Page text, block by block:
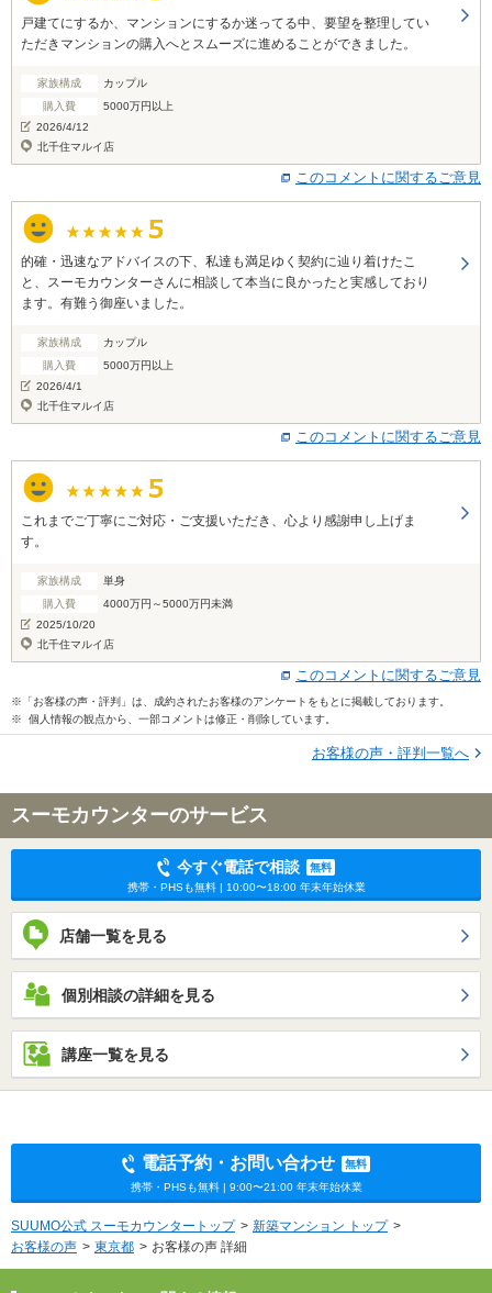
戸建てにするか、マンションにするか迷ってる中、要望を整理してい
ただきマンションの購入へとスムーズに進めることができました。
家族構成
カップル
購入費
5000万円以上
2026/4/12
北千住マルイ店
このコメントに関するご意見
的確・迅速なアドバイスの下、私達も満足ゆく契約に辿り着けたこ
と、スーモカウンターさんに相談して本当に良かったと実感しており
ます。有難う御座いました。
家族構成
カップル
購入費
5000万円以上
2026/4/1
北千住マルイ店
このコメントに関するご意見
これまでご丁寧にご対応・ご支援いただき、心より感謝申し上げま
す。
家族構成
単身
購入費
4000万円～5000万円未満
2025/10/20
北千住マルイ店
このコメントに関するご意見
※「お客様の声・評判」は、成約されたお客様のアンケートをもとに掲載しております。
※ 個人情報の観点から、一部コメントは修正・削除しています。
お客様の声・評判一覧へ
スーモカウンターのサービス
今すぐ電話で相談
無料
携帯・PHSも無料 | 10:00〜18:00 年末年始休業
店舗一覧を見る
個別相談の詳細を見る
講座一覧を見る
電話予約・お問い合わせ
無料
携帯・PHSも無料 | 9:00〜21:00 年末年始休業
SUUMO公式 スーモカウンタートップ
新築マンション トップ
お客様の声
東京都 お客様の声 詳細